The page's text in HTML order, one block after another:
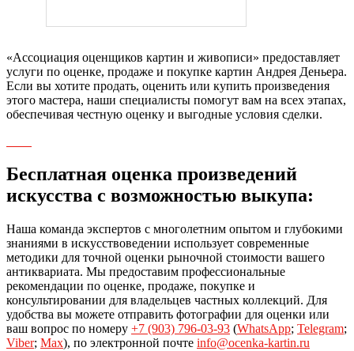
«Ассоциация оценщиков картин и живописи» предоставляет
услуги по оценке, продаже и покупке картин Андрея Деньера.
Если вы хотите продать, оценить или купить произведения
этого мастера, наши специалисты помогут вам на всех этапах,
обеспечивая честную оценку и выгодные условия сделки.
Бесплатная оценка произведений
искусства с возможностью выкупа:
Наша команда экспертов с многолетним опытом и глубокими
знаниями в искусствоведении использует современные
методики для точной оценки рыночной стоимости вашего
антиквариата. Мы предоставим профессиональные
рекомендации по оценке, продаже, покупке и
консультировании для владельцев частных коллекций. Для
удобства вы можете отправить фотографии для оценки или
ваш вопрос по номеру +7 (903) 796-03-93 (WhatsApp; Telegram;
Viber; Max), по электронной почте info@ocenka-kartin.ru